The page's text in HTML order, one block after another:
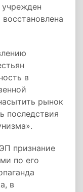
в
рынок
последствия
признание
по его
в